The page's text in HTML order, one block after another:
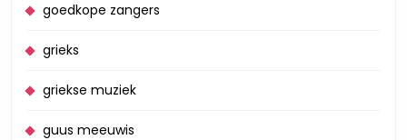
goedkope zangers
grieks
griekse muziek
guus meeuwis